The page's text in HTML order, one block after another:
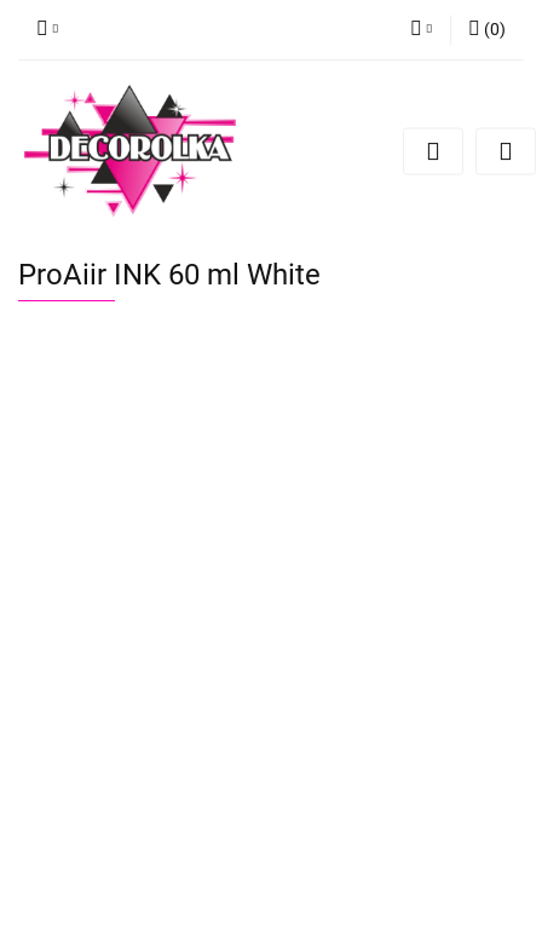
Dodaj zgłoszenie
(0)
ProAiir INK 60 ml White